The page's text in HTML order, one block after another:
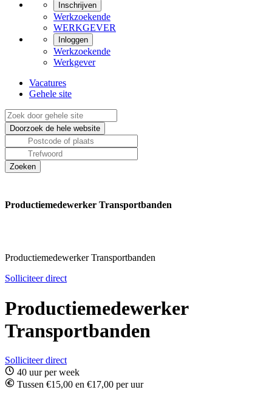
Inschrijven
Werkzoekende
WERKGEVER
Inloggen
Werkzoekende
Werkgever
Vacatures
Gehele site
Productiemedewerker Transportbanden
Productiemedewerker Transportbanden
Solliciteer direct
Productiemedewerker
Transportbanden
Solliciteer direct
40 uur per week
Tussen €15,00 en €17,00 per uur